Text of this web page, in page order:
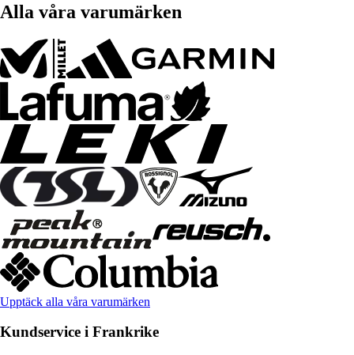
Alla våra varumärken
Upptäck alla våra varumärken
Kundservice i Frankrike